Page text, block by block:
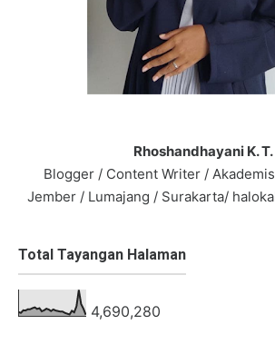
Rhoshandhayani K. T.
Blogger / Content Writer /
Jember / Lumajang / Surakarta/
Total Tayangan Halaman
4,690,280